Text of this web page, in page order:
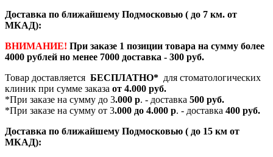
Доставка по ближайшему Подмосковью ( до 7 км. от
МКАД):
ВНИМАНИЕ! При заказе 1 позиции товара на сумму более
4000 рублей но менее 7000 доставка - 300 руб.
Товар доставляется БЕСПЛАТНО* для стоматологических
клиник при сумме заказа от 4.000 руб.
*При заказе на сумму до 3.000 р. - доставка 500 руб.
*При заказе на сумму от 3.000 до 4.000 р. - доставка 400 руб.
Доставка по ближайшему Подмосковью ( до 15 км от
МКАД):